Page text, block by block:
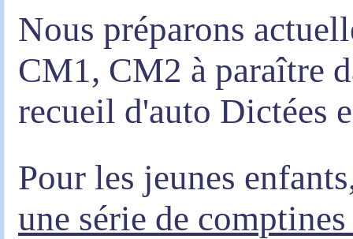
Nous préparons
CM1, CM2 à paraître
recueil d'auto Dictées
Pour les jeunes
une série de